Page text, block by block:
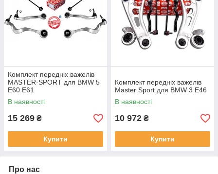
Комплект передніх важелів
MASTER-SPORT для BMW 5
E60 E61
В наявності
15 269 ₴
Купити
Комплект передніх важелів
Master Sport для BMW 3 E46
В наявності
10 972 ₴
Купити
Про нас